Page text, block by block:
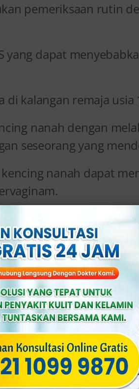
pemeriksaan rutin
yang dapat
kalangan remaja usia
nanah dengan
seseorang yang
nanah dapat
ONLINE
Dengan Dokter Spesialis
di Klinik Apollo
Kencing
Spesialis